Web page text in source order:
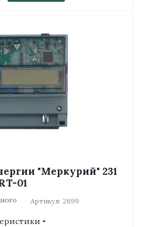
"Меркурий" 231
01
Артикул: 2699